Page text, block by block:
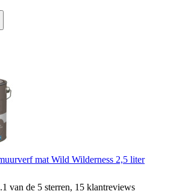
mat Wild Wilderness 2,5 liter
van de 5 sterren, 15 klantreviews